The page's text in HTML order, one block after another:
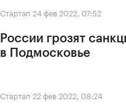
Стартап 24 фев 2022, 07:52
России грозят
в Подмосковье
Стартап 22 фев 2022, 08:24